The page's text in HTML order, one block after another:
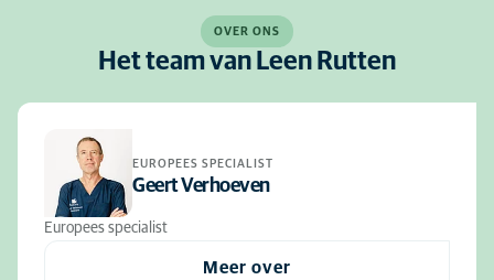
OVER ONS
Het team van Leen Rutten
EUROPEES SPECIALIST
Geert Verhoeven
Europees specialist
Meer over